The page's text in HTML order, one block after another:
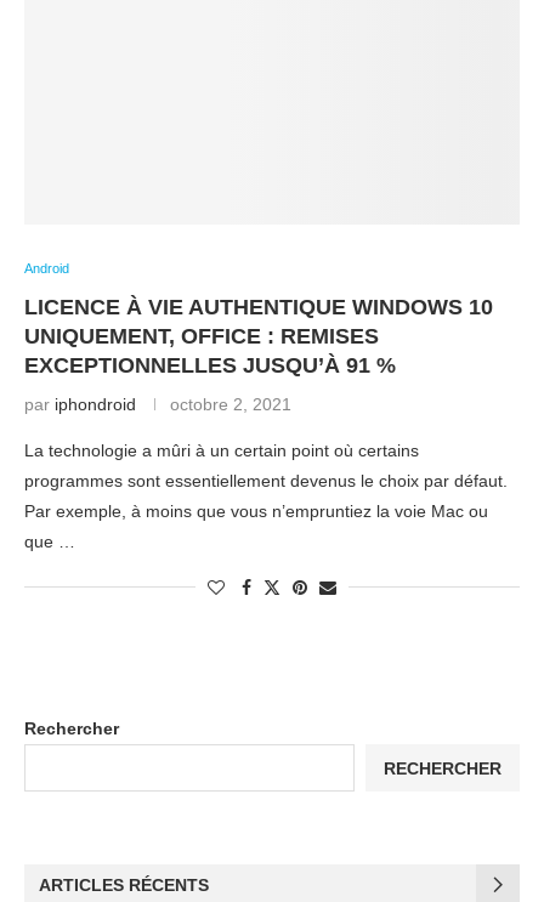
Android
LICENCE À VIE AUTHENTIQUE WINDOWS 10
UNIQUEMENT, OFFICE : REMISES
EXCEPTIONNELLES JUSQU’À 91 %
par iphondroid octobre 2, 2021
La technologie a mûri à un certain point où certains
programmes sont essentiellement devenus le choix par défaut.
Par exemple, à moins que vous n’empruntiez la voie Mac ou
que …
Rechercher
RECHERCHER
ARTICLES RÉCENTS